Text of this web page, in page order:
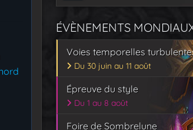
ÉVÈNEMENTS
Voies temporelles
Du 30 juin au 11 août
Épreuve du style
Du 1 au 8 août
Foire de Sombrelune